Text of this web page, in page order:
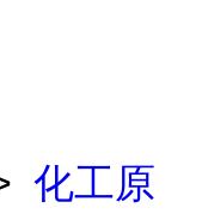
化工原